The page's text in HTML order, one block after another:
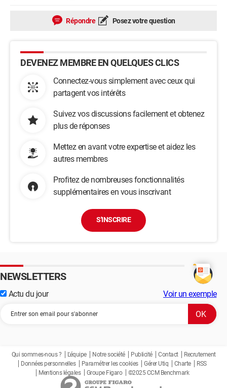
Répondre Posez votre question
DEVENEZ MEMBRE EN QUELQUES CLICS
Connectez-vous simplement avec ceux qui
partagent vos intérêts
Suivez vos discussions facilement et obtenez
plus de réponses
Mettez en avant votre expertise et aidez les
autres membres
Profitez de nombreuses fonctionnalités
supplémentaires en vous inscrivant
S'INSCRIRE
NEWSLETTERS
Actu du jour Voir un exemple
Qui sommes-nous ? L'équipe Notre société Publicité Contact
Recrutement
Données personnelles
Paramétrer les cookies Gérer Utiq Charte
RSS
Mentions légales
Groupe Figaro ©2025 CCM Benchmark